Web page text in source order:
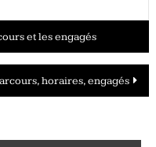
et les engagés
horaires, engagés